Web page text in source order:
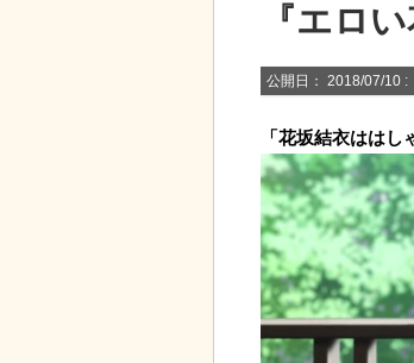
『エロ
公開日： 2018/07/10 :
「花坂結衣ははし